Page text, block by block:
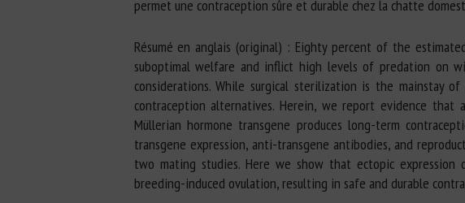
permet une contraception sûre et durable chez la chatte
Résumé en anglais (original) : Eighty percent of the
suboptimal welfare and inflict high levels of predation on
considerations. While surgical sterilization is the
contraception alternatives. Herein, we report evidence
Müllerian hormone transgene produces long-term
transgene expression, anti-transgene antibodies, and
two mating studies. Here we show that ectopic
breeding-induced ovulation, resulting in safe and durable